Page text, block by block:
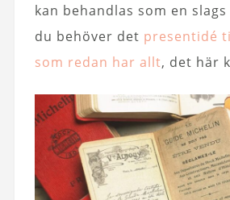
kan behandlas som en
du behöver det presentidé
som redan har allt, det här